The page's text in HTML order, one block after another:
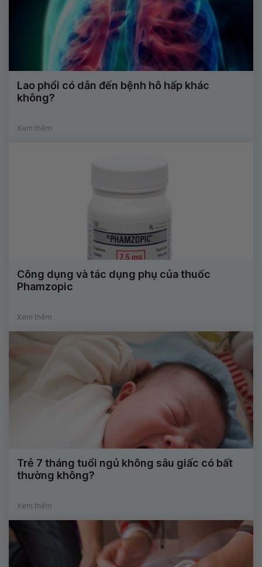
Lao phổi có dẫn đến bệnh hô hấp khác
không?
Xem thêm
Công dụng và tác dụng phụ của thuốc
Phamzopic
Xem thêm
Trẻ 7 tháng tuổi ngủ không sâu giấc có bất
thường không?
Xem thêm